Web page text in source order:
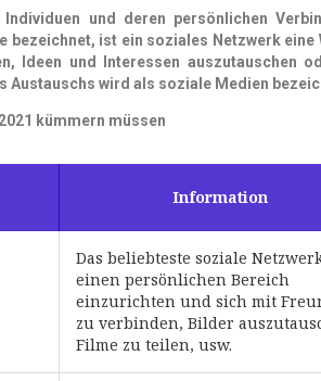
und deren persönlichen
bezeichnet, ist ein soziales Netzwerk eine
Ideen und Interessen auszutauschen
Austauschs wird als soziale Medien
kümmern müssen
Information
Das beliebteste soziale
einen persönlichen Bereich
einzurichten und sich mit
zu verbinden, Bilder
Filme zu teilen, usw.